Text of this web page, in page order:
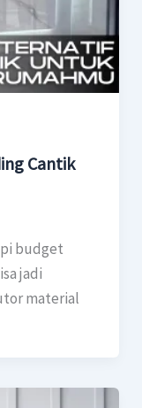
Cantik
budget
jadi
material